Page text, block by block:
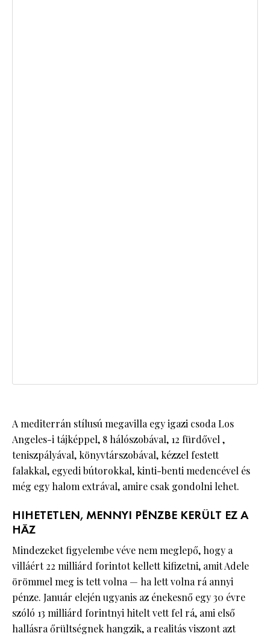
A mediterrán stílusú megavilla egy igazi csoda Los
Angeles-i tájképpel, 8 hálószobával, 12 fürdővel ,
teniszpályával, könyvtárszobával, kézzel festett
falakkal, egyedi bútorokkal, kinti-benti medencével és
még egy halom extrával, amire csak gondolni lehet.
HIHETETLEN, MENNYI PÉNZBE KERÜLT EZ A
HÁZ
Mindezeket figyelembe véve nem meglepő, hogy a
villáért 22 milliárd forintot kellett kifizetni, amit Adele
örömmel meg is tett volna — ha lett volna rá annyi
pénze. Január elején ugyanis az énekesnő egy 30 évre
szóló 13 milliárd forintnyi hitelt vett fel rá, ami első
hallásra őrültségnek hangzik, a realitás viszont azt